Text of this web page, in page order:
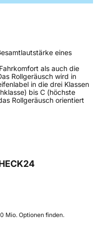
eines
als auch die
Rollgeräusch wird in
in die drei Klassen
bis C (höchste
Rollgeräusch orientiert
Mio. Optionen finden.